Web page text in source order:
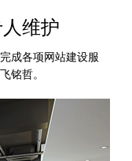
维护
成各项网站建设服
铭哲。